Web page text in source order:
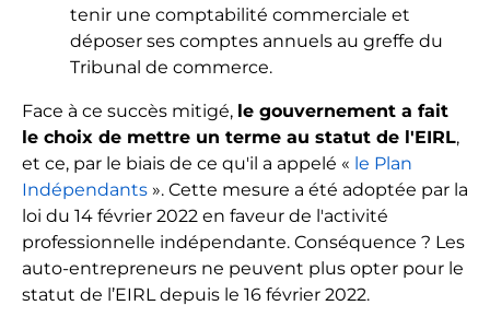
tenir une comptabilité commerciale et
déposer ses comptes annuels au greffe du
Tribunal de commerce.
Face à ce succès mitigé, le gouvernement a fait
le choix de mettre un terme au statut de l'EIRL,
et ce, par le biais de ce qu'il a appelé « le Plan
Indépendants ». Cette mesure a été adoptée par la
loi du 14 février 2022 en faveur de l'activité
professionnelle indépendante. Conséquence ? Les
auto-entrepreneurs ne peuvent plus opter pour le
statut de l’EIRL depuis le 16 février 2022.